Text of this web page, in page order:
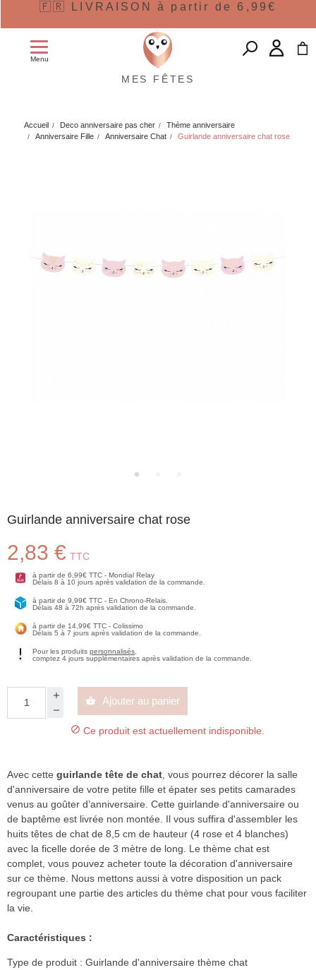
🇫🇷 LIVRAISON à partir de 6,99€
Menu
MES FÊTES
Accueil Deco anniversaire pas cher
Thème anniversaire
Anniversaire Fille
Anniversaire Chat Guirlande anniversaire chat rose
Guirlande anniversaire chat rose
2,83 € TTC
à partir de 6,99€ TTC - Mondial Relay
Délais 8 à 10 jours après validation de la commande.
à partir de 9,99€ TTC - En Chrono-Relais.
Délais 48 à 72h après validation de la commande.
à partir de 14,99€ TTC - Colissimo
Délais 5 à 7 jours après validation de la commande.
Pour les produits personnalisés
comptez 4 jours supplémentaires après validation de la commande.
 Ajouter au panier
 Ce produit est actuellement indisponible.
Avec cette guirlande tête de chat , vous pourrez décorer la salle
d'anniversaire de votre petite fille et épater ses petits camarades
venus au goûter d’anniversaire. Cette guirlande d'anniversaire ou
de baptême est livrée non montée. Il vous suffira d'assembler les
huits têtes de chat de 8,5 cm de hauteur (4 rose et 4 blanches)
avec la ficelle dorée de 3 mètre de long. Le thème chat est
complet, vous pouvez acheter toute la décoration d'anniversaire
sur ce thème. Nous mettons aussi à votre disposition un pack
regroupant une partie des articles du thème chat pour vous faciliter
la vie.
Caractéristiques :
Type de produit : Guirlande d'anniversaire thème chat